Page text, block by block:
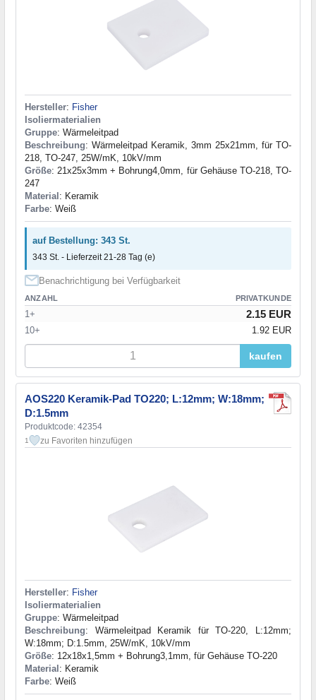
Hersteller: Fisher
Isoliermaterialien
Gruppe: Wärmeleitpad
Beschreibung: Wärmeleitpad Keramik, 3mm 25x21mm, für TO-
218, TO-247, 25W/mK, 10kV/mm
Größe: 21x25x3mm + Bohrung4,0mm, für Gehäuse TO-218, TO-
247
Material : Keramik
Farbe: Weiß
auf Bestellung: 343 St.
343 St. - Lieferzeit 21-28 Tag (e)
Benachrichtigung bei Verfügbarkeit
ANZAHL PRIVATKUNDE
1+ 2.15 EUR
10+ 1.92 EUR
kaufen
AOS220 Keramik-Pad TO220; L:12mm; W:18mm;
D:1.5mm
Produktcode: 42354
1 zu Favoriten hinzufügen
Hersteller: Fisher
Isoliermaterialien
Gruppe: Wärmeleitpad
Beschreibung: Wärmeleitpad Keramik für TO-220, L:12mm;
W:18mm; D:1.5mm, 25W/mK, 10kV/mm
Größe: 12x18x1,5mm + Bohrung3,1mm, für Gehäuse TO-220
Material : Keramik
Farbe: Weiß